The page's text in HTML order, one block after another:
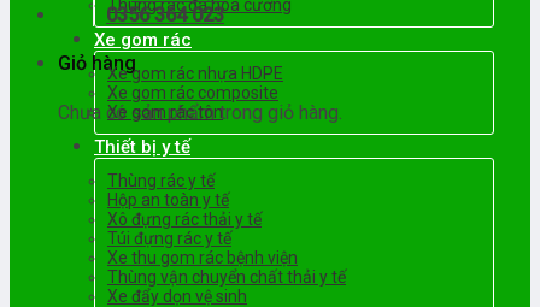
0356 364 023
Giỏ hàng
Chưa có sản phẩm trong giỏ hàng.
Thùng rác đá hoa cương
Xe gom rác
Xe gom rác nhựa HDPE
Xe gom rác composite
Xe gom rác tôn
Thiết bị y tế
Thùng rác y tế
Hộp an toàn y tế
Xô đựng rác thải y tế
Túi đựng rác y tế
Xe thu gom rác bệnh viện
Thùng vận chuyển chất thải y tế
Xe đẩy dọn vệ sinh